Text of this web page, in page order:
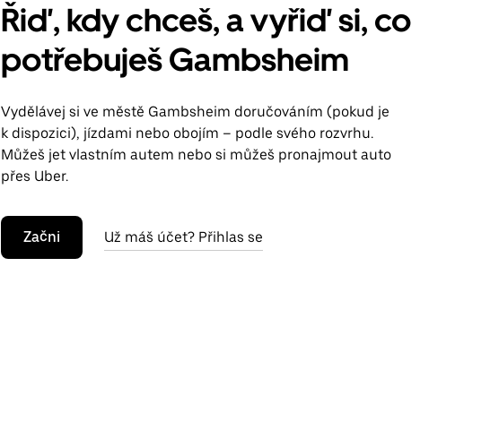
Řiď, kdy chceš, a vyřiď si, co
potřebuješ Gambsheim
Vydělávej si ve městě Gambsheim doručováním (pokud je
k dispozici), jízdami nebo obojím – podle svého rozvrhu.
Můžeš jet vlastním autem nebo si můžeš pronajmout auto
přes Uber.
Začni Už máš účet? Přihlas se